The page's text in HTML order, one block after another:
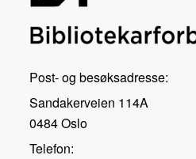
Post- og besøksadresse:
Sandakerveien 114A
0484 Oslo
Telefon: